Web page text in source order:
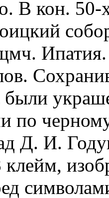
В кон.
были
по
Д. И.
клейм,